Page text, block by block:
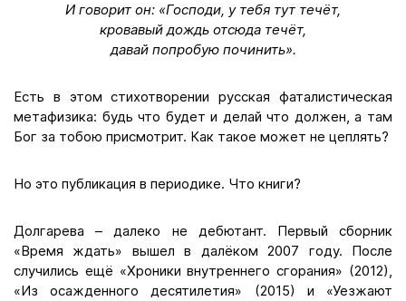
И говорит он: «Господи, у тебя тут течёт,
кровавый дождь отсюда течёт,
давай попробую починить».
Есть в этом стихотворении русская фаталистическая
метафизика: будь что будет и делай что должен, а там
Бог за тобою присмотрит. Как такое может не цеплять?
Но это публикация в периодике. Что книги?
Долгарева – далеко не дебютант. Первый сборник
«Время ждать» вышел в далёком 2007 году. После
случились ещё «Хроники внутреннего сгорания» (2012),
«Из осажденного десятилетия» (2015) и «Уезжают